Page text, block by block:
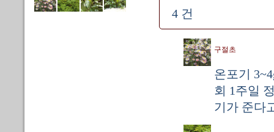
4 건
구절초
온포기
회 1주일
기가 준다